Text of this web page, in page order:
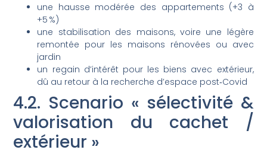
une hausse modérée des appartements (+3 à
+5 %)
une stabilisation des maisons, voire une légère
remontée pour les maisons rénovées ou avec
jardin
un regain d’intérêt pour les biens avec extérieur,
dû au retour à la recherche d’espace post‑Covid
4.2. Scenario « sélectivité &
valorisation du cachet /
extérieur »